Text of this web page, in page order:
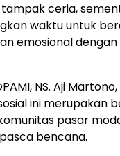
ceria,
waktu untuk
emosional
NS. Aji
ini merupakan
pasar
bencana.